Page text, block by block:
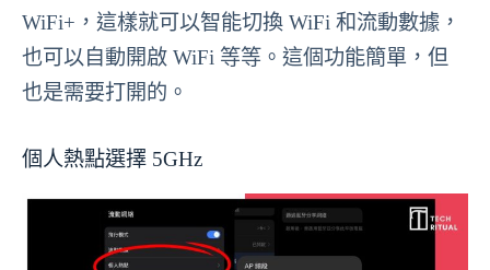
WiFi+，這樣就可以智能切換 WiFi 和流動數據，
也可以自動開啟 WiFi 等等。這個功能簡單，但
也是需要打開的。
個人熱點選擇 5GHz